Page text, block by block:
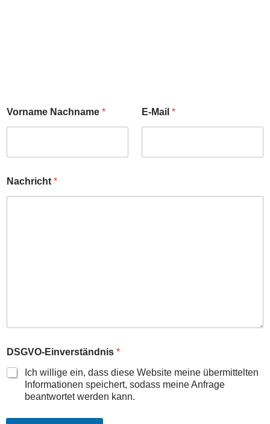
Vorname Nachname * E-Mail *
Nachricht *
DSGVO-Einverständnis *
Ich willige ein, dass diese Website meine übermittelten
Informationen speichert, sodass meine Anfrage
beantwortet werden kann.